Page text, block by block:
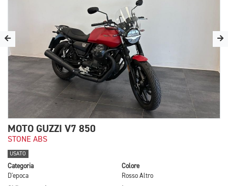
MOTO GUZZI V7 850
STONE ABS
USATO
Categoria
D'epoca
Colore
Rosso Altro